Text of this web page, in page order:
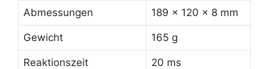
Abmessungen 189 x 120 x 8 mm
Gewicht 165 g
Reaktionszeit 20 ms